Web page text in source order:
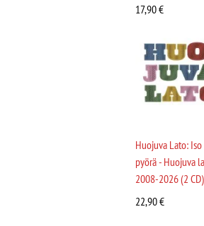
17,90€
Huojuva Lato: Iso
pyörä - Huojuva
2008-2026 (2 CD)
22,90€